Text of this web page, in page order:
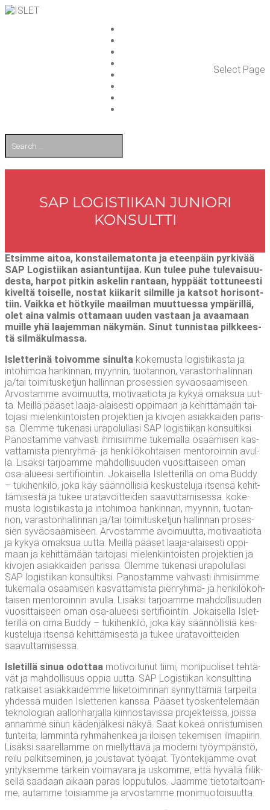
Select Page
SAP LOGIS­TII­KAN JUNIO­RI
KONSULTTI
Etsim­me aitoa, kons­tai­le­ma­ton­ta ja eteen­päin pyr­ki­vää
SAP Logis­tii­kan asian­tun­ti­jaa. Kun tulee puhe tule­vai­suu­
des­ta, har­pot pit­kin aske­lin ran­taan, hyp­päät tot­tu­nees­ti
kivel­tä toi­sel­le, nos­tat kii­ka­rit sil­mil­le ja kat­sot hori­sont­
tiin. Vaik­ka et höt­kyi­le maa­il­man muut­tues­sa ympä­ril­lä,
olet aina val­mis otta­maan uuden vas­taan ja avaa­maan
muil­le yhä laa­jem­man näky­män. Sinut tun­nis­taa pilk­kees­
tä silmäkulmassa.
Islet­te­ri­nä toi­vom­me sinul­ta koke­mus­ta logis­tii­kas­ta ja
into­hi­moa han­kin­nan, myyn­nin, tuo­tan­non, varas­ton­hal­lin­nan
ja/​tai toi­mi­tus­ket­jun hal­lin­nan pro­ses­sien syvä­osaa­mi­seen.
Arvos­tam­me avoi­muut­ta, moti­vaa­tio­ta ja kykyä omak­sua uut­
ta. Meil­lä pää­set laa­ja-alai­ses­ti oppi­maan ja kehit­tä­mään tai­
to­ja­si mie­len­kiin­tois­ten pro­jek­tien ja kivo­jen asiak­kai­den paris­
sa. Olem­me tuke­na­si ura­po­lul­la­si SAP logis­tii­kan kon­sul­tik­si.
Panos­tam­me vah­vas­ti ihmi­siim­me tuke­mal­la osaa­mi­sen kas­
vat­ta­mis­ta pien­ryh­mä- ja hen­ki­lö­koh­tai­sen men­to­roin­nin avul­
la. Lisäk­si tar­joam­me mah­dol­li­suu­den vuo­sit­tai­seen oman
osa-alu­ee­si ser­ti­fioin­tiin. Jokai­sel­la Islet­te­ril­lä on oma Bud­dy
– tuki­hen­ki­lö, joka käy sään­nöl­li­siä kes­kus­te­lu­ja itsen­sä kehit­
tä­mi­ses­tä ja tukee ura­ta­voit­tei­den saa­vut­ta­mi­ses­sa. koke­
mus­ta logis­tii­kas­ta ja into­hi­moa han­kin­nan, myyn­nin, tuo­tan­
non, varas­ton­hal­lin­nan ja/​tai toi­mi­tus­ket­jun hal­lin­nan pro­ses­
sien syvä­osaa­mi­seen. Arvos­tam­me avoi­muut­ta, moti­vaa­tio­ta
ja kykyä omak­sua uut­ta. Meil­lä pää­set laa­ja-alai­ses­ti oppi­
maan ja kehit­tä­mään tai­to­ja­si mie­len­kiin­tois­ten pro­jek­tien ja
kivo­jen asiak­kai­den paris­sa. Olem­me tuke­na­si ura­po­lul­la­si
SAP logis­tii­kan kon­sul­tik­si. Panos­tam­me vah­vas­ti ihmi­siim­me
tuke­mal­la osaa­mi­sen kas­vat­ta­mis­ta pien­ryh­mä- ja hen­ki­lö­koh­
tai­sen men­to­roin­nin avul­la. Lisäk­si tar­joam­me mah­dol­li­suu­den
vuo­sit­tai­seen oman osa-alu­ee­si ser­ti­fioin­tiin. Jokai­sel­la Islet­
te­ril­lä on oma Bud­dy – tuki­hen­ki­lö, joka käy sään­nöl­li­siä kes­
kus­te­lu­ja itsen­sä kehit­tä­mi­ses­tä ja tukee ura­ta­voit­tei­den
saavuttamisessa.
Isle­til­lä sinua odot­taa moti­voi­tu­nut tii­mi, moni­puo­li­set teh­tä­
vät ja mah­dol­li­suus oppia uut­ta. SAP Logis­tii­kan kon­sult­ti­na
rat­kai­set asiak­kai­dem­me lii­ke­toi­min­nan syn­nyt­tä­miä tar­pei­ta
yhdes­sä mui­den Islet­te­rien kans­sa. Pää­set työs­ken­te­le­mään
tek­no­lo­gian aal­lon­har­jal­la kiin­nos­ta­vis­sa pro­jek­teis­sa, jois­sa
annam­me sinun käden­jäl­ke­si näkyä. Saat kokea onnis­tu­mi­sen
tun­tei­ta, läm­min­tä ryh­mä­hen­keä ja iloi­sen teke­mi­sen ilma­pii­rin.
Lisäk­si saa­rel­lam­me on miel­lyt­tä­vä ja moder­ni työym­pä­ris­tö,
rei­lu pal­kit­se­mi­nen, ja jous­ta­vat työ­ajat. Työn­te­ki­jäm­me ovat
yri­tyk­sem­me tär­kein voi­ma­va­ra ja uskom­me, että hyväl­lä fii­lik­
sel­lä saa­daan aikaan paras lop­pu­tu­los. Jaam­me tie­to­tai­toam­
me, autam­me toi­siam­me ja arvos­tam­me monimuotoisuutta.